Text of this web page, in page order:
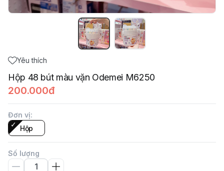
Yêu thích
Hộp 48 bút màu vặn Odemei M6250
200.000đ
Đơn vị:
Hộp
Số lượng